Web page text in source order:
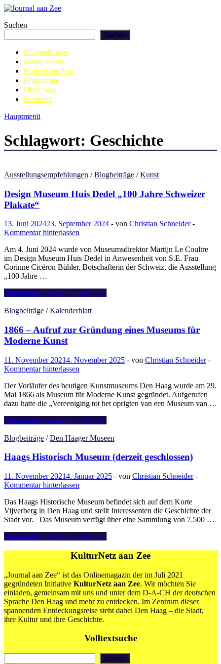
Zum
springen
Journal aan Zee
Suchen
Suchen
Blogbeiträge
Abonnieren
Podcastarchiv
Programm
Über uns
Kontakt
Hauptmenü
Schlagwort: Geschichte
Ausstellungsempfehlungen /Blogbeiträge /Kunst
Design Museum Huis Dedel „100 Jahre Schweizer
Plakate“
13. Juni 202423. September 2024 - von Christian Schneider-
Kommentar hinterlassen
Am 4. Juni 2024 wurde von Museumsdirektor Martijn Le Coultre
im Design Museum Huis Dedel in Anwesenheit von S.E. Frau
Corinne Cicéron Bühler, Botschafterin der Schweiz, die Ausstellung
„100 Jahre …
Design
Huis
„100
Jahre
Schweizer
Den kompletten Beitrag aufrufen
Blogbeiträge /Kalenderblatt
1866 – Aufruf zur Gründung eines Museums für
Moderne Kunst
11. November 20214. November 2025 - von Christian Schneider-
Kommentar hinterlassen
Der Vorläufer des heutigen Kunstmuseums Den Haag wurde am 29.
Mai 1866 als Museum für Moderne Kunst gegründet. Aufgerufen
dazu hatte die „Vereeniging tot het oprigten van een Museum van …
1866
Aufruf
Gründung
Museums
für
Moderne
Kunst
Den kompletten Beitrag aufrufen
Blogbeiträge /Den Haager Museen
Haags Historisch Museum (derzeit geschlossen)
11. November 20214. Januar 2025 - von Christian Schneider-
Kommentar hinterlassen
Das Haags Historische Museum befindet sich auf dem Korte
Vijverberg in Den Haag und stellt Interessenten die Geschichte der
Stadt vor. Das Museum verfügt über eine Sammlung von 7.500 …
Haags
geschlossen)
Den kompletten Beitrag aufrufen
KulturNetz aan Zee
„Journal aan Zee“ ist das Onlinemagazin der im Juli 2021
gegründeten Initiative KulturNetz aan Zee. Wir möchten Sie
einladen, gemeinsam mit uns und unter dem D-A-CH der deutschen
Sprache Den Haag und mehr zu entdecken. Im Zentrum dieser
spannenden Entdeckungsreise steht dabei Den Haag – die Stadt,
ihre Kultur und ihre Geschichte.
Volltextsuche
Suchen